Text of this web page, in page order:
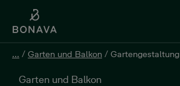
... / Garten und Balkon / Gartengestaltung
Garten und Balkon